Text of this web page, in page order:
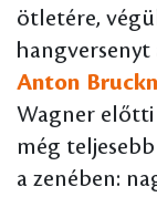
ötletére,
Anton
Wagner előtti
még
a zenében: